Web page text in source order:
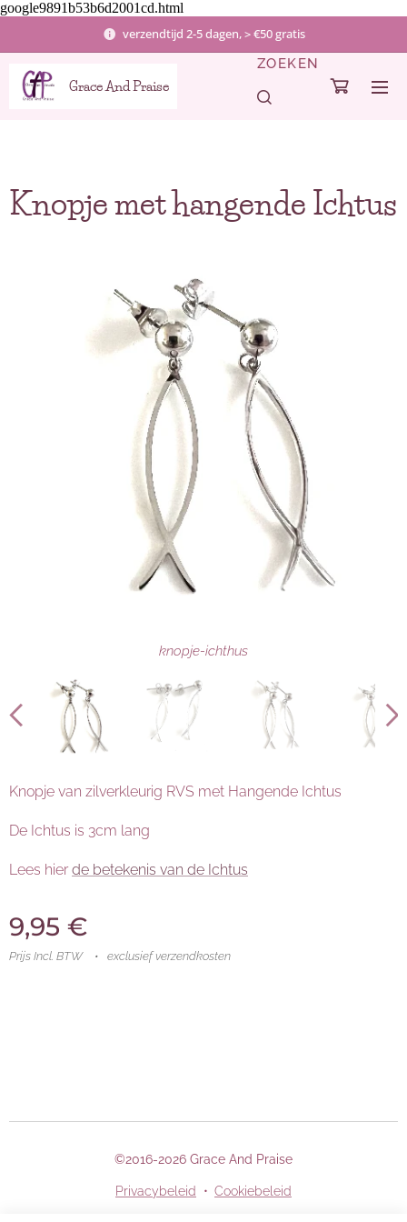
google9891b53b6d2001cd.html
verzendtijd 2-5 dagen, > €50 gratis
Grace And Praise
ZOEKEN
Knopje met hangende Ichtus
knopje-ichthus
knopje-ichtus
knopje-ichtus
knopje-ichtus
Knopje van zilverkleurig RVS met Hangende Ichtus
De Ichtus is 3cm lang
Lees hierde betekenis van de Ichtus
9,95 €
Prijs Incl. BTW exclusief verzendkosten
©2016-2026 Grace And Praise
Privacybeleid Cookiebeleid